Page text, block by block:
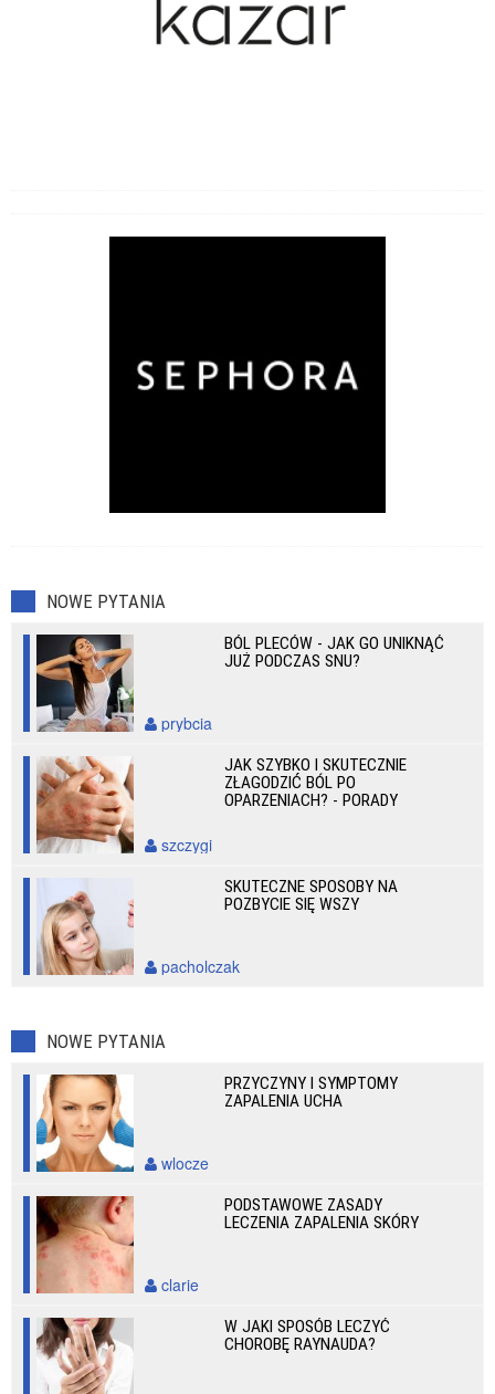
NOWE PYTANIA
BÓL PLECÓW - JAK GO UNIKNĄĆ
JUŻ PODCZAS SNU?
prybcia
JAK SZYBKO I SKUTECZNIE
ZŁAGODZIĆ BÓL PO
OPARZENIACH? - PORADY
szczygi
SKUTECZNE SPOSOBY NA
POZBYCIE SIĘ WSZY
pacholczak
NOWE PYTANIA
PRZYCZYNY I SYMPTOMY
ZAPALENIA UCHA
wlocze
PODSTAWOWE ZASADY
LECZENIA ZAPALENIA SKÓRY
clarie
W JAKI SPOSÓB LECZYĆ
CHOROBĘ RAYNAUDA?